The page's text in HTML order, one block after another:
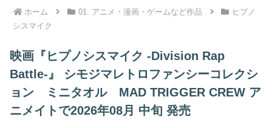
ホーム 01. アニメ・漫画・ゲームなど作品
ヒプノ
シスマイク
映画『ヒプノシスマイク -Division Rap
Battle-』 シモジマレトロファンシーコレクシ
ョン ミニタオル MAD TRIGGER CREW ア
ニメイトで2026年08月 中旬 発売